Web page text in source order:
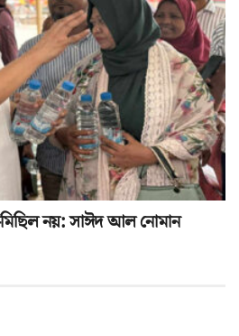
মিছিল নয়: সাঈদ আল নোমান